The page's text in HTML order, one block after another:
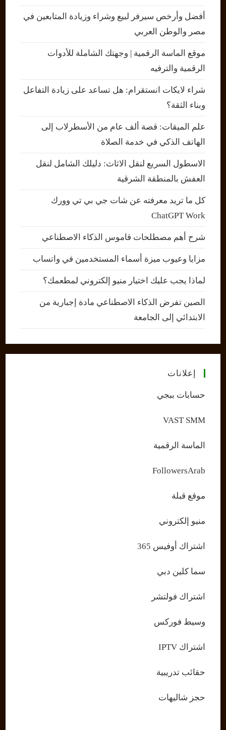
أفضل وأرخص سيرفر لبيع وشراء وزيادة المتابعين في
مصر والوطن العربي
موقع الماسة الرقمية | وجهتك الشاملة للأدوات
الرقمية والترفيه
شراء لايكات انستقرام: هل تساعد على زيادة التفاعل
وبناء الثقة؟
علم الميقات: قصة ألف عام من الأسطرلاب إلى
الهاتف الذكي في خدمة الصلاة
الاسطول السريع لنقل الاثاث: دليلك الشامل لنقل
العفش بالمنطقة الشرقية
كل ما تريد معرفته عن شات جي بي تي وورك
ChatGPT Work
شرح أهم مصطلحات قاموس الذكاء الاصطناعي
مزايا وعيوب ميزة أسماء المستخدمين في واتساب
لماذا يجب عليك اختيار منيو إلكتروني لمطعمك؟
الصين تفرض الذكاء الاصطناعي مادة إجبارية من
الابتدائي إلى الجامعة
إعلانات
حسابات ببجي
VAST SMM
الماسة الرقمية
FollowersArab
موقع قبلة
منيو إلكتروني
اشتراك أوفيس 365
سما كلين دبي
اشتراك فولتشر
وسيط فوركس
اشتراك IPTV
حقائب تدريبية
حجز شاليهات